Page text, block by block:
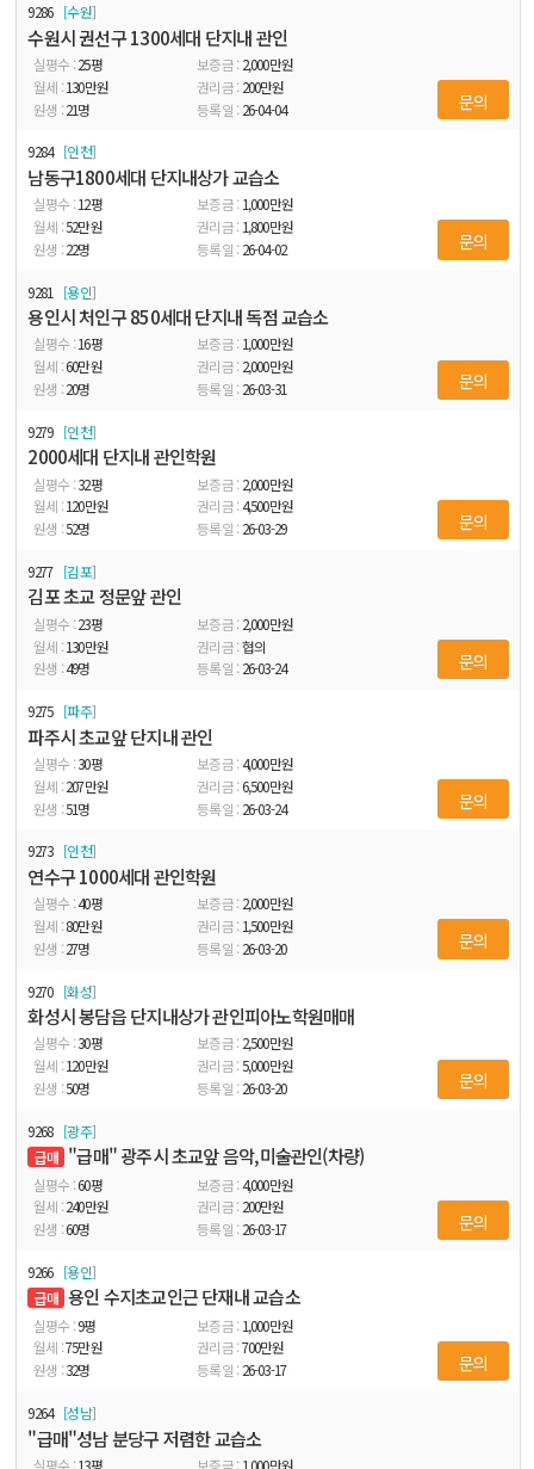
9286 수원
수원시 권선구 1300세대 단지내 관인
25평 2,000만원
130만원 200만원
21명 26-04-04 문의
9284 인천
남동구1800세대 단지내상가 교습소
12평 1,000만원
52만원 1,800만원
22명 26-04-02 문의
9281 용인
용인시 처인구 850세대 단지내 독점 교습소
16평 1,000만원
60만원 2,000만원
20명 26-03-31 문의
9279 인천
2000세대 단지내 관인학원
32평 2,000만원
120만원 4,500만원
52명 26-03-29 문의
9277 김포
김포 초교 정문앞 관인
23평 2,000만원
130만원
협의
49명 26-03-24 문의
9275 파주
파주시 초교앞 단지내 관인
30평 4,000만원
207만원 6,500만원
51명 26-03-24 문의
9273 인천
연수구 1000세대 관인학원
40평 2,000만원
80만원 1,500만원
27명 26-03-20 문의
9270 화성
화성시 봉담읍 단지내상가 관인피아노학원매매
30평 2,500만원
120만원 5,000만원
50명 26-03-20 문의
9268
광주
급매 "급매" 광주시 초교앞 음악,미술관인(차량)
60평 4,000만원
240만원 200만원
60명 26-03-17 문의
9266
용인
급매 용인 수지초교인근 단재내 교습소
9평 1,000만원
75만원 700만원
32명 26-03-17 문의
9264 성남
"급매"성남 분당구 저렴한 교습소
13평 1,000만원